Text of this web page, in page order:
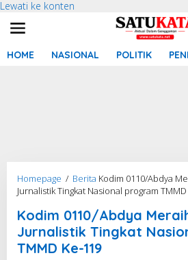
Lewati ke konten
HOME NASIONAL POLITIK
Homepage / Berita Kodim 0110/Abdya
Jurnalistik Tingkat Nasional program
Kodim 0110/Abdya
Jurnalistik Tingkat
TMMD Ke-119